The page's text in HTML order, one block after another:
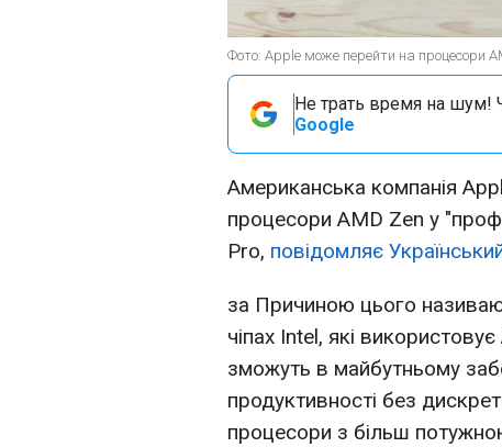
Фото: Apple може перейти на процесори
Не трать время на шум!
Google
Американська компанія
процесори AMD Zen у
Pro, повідомляє
за Причиною цього
чіпах Intel, які
зможуть в майбутньому
продуктивності без
процесори з більш